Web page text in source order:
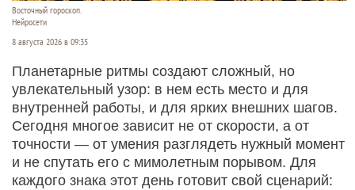
Восточный гороскоп.
Нейросети
8 августа 2026 в 09:35
Планетарные ритмы создают сложный, но
увлекательный узор: в нем есть место и для
внутренней работы, и для ярких внешних шагов.
Сегодня многое зависит не от скорости, а от
точности — от умения разглядеть нужный момент
и не спутать его с мимолетным порывом. Для
каждого знака этот день готовит свой сценарий: